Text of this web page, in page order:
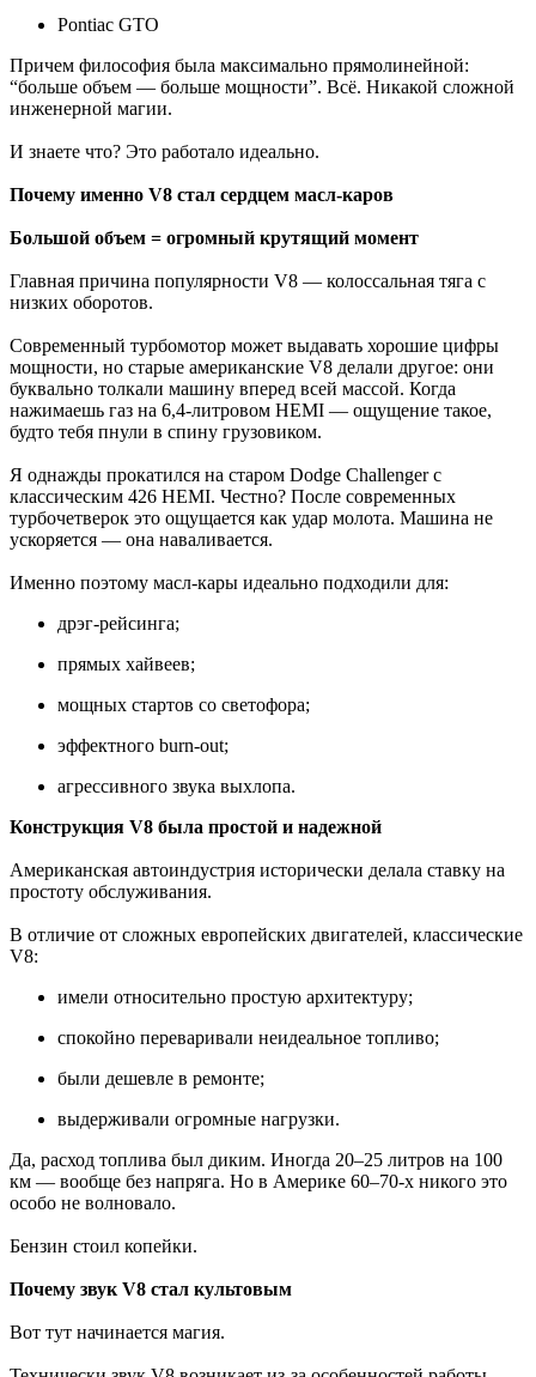
Pontiac GTO
Причем философия была максимально прямолинейной:
“больше объем — больше мощности”. Всё. Никакой сложной
инженерной магии.
И знаете что? Это работало идеально.
Почему именно V8 стал сердцем масл-каров
Большой объем = огромный крутящий момент
Главная причина популярности V8 — колоссальная тяга с
низких оборотов.
Современный турбомотор может выдавать хорошие цифры
мощности, но старые американские V8 делали другое: они
буквально толкали машину вперед всей массой. Когда
нажимаешь газ на 6,4-литровом HEMI — ощущение такое,
будто тебя пнули в спину грузовиком.
Я однажды прокатился на старом Dodge Challenger с
классическим 426 HEMI. Честно? После современных
турбочетверок это ощущается как удар молота. Машина не
ускоряется — она наваливается.
Именно поэтому масл-кары идеально подходили для:
дрэг-рейсинга;
прямых хайвеев;
мощных стартов со светофора;
эффектного burn-out;
агрессивного звука выхлопа.
Конструкция V8 была простой и надежной
Американская автоиндустрия исторически делала ставку на
простоту обслуживания.
В отличие от сложных европейских двигателей, классические
V8:
имели относительно простую архитектуру;
спокойно переваривали неидеальное топливо;
были дешевле в ремонте;
выдерживали огромные нагрузки.
Да, расход топлива был диким. Иногда 20–25 литров на 100
км — вообще без напряга. Но в Америке 60–70-х никого это
особо не волновало.
Бензин стоил копейки.
Почему звук V8 стал культовым
Вот тут начинается магия.